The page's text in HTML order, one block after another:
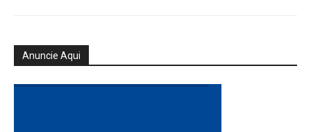
Anuncie Aqui